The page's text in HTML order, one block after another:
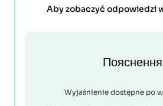
Aby zobaczyć odpowiedzi
Пояснення
Wyjaśnienie dostępne po